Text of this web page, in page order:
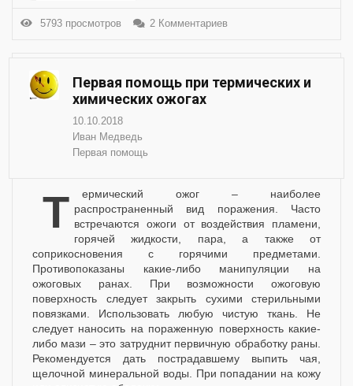
5793 просмотров 2 Комментариев
Первая помощь при термических и
химических ожогах
10.10.2018
Иван Медведь
Первая помощь
Термический ожог – наиболее распространенный вид поражения. Часто
встречаются ожоги от воздействия пламени,
горячей жидкости, пара, а также от
соприкосновения с горячими предметами.
Противопоказаны какие-либо манипуляции на
ожоговых ранах. При возможности ожоговую
поверхность следует закрыть сухими стерильными
повязками. Использовать любую чистую ткань. Не
следует наносить на пораженную поверхность какие-
либо мази – это затруднит первичную обработку раны.
Рекомендуется дать пострадавшему выпить чая,
щелочной минеральной воды. При попадании на кожу